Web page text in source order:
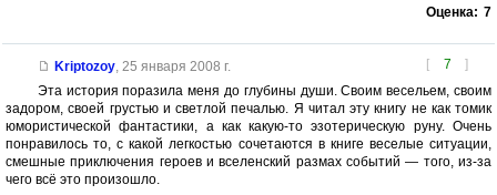
Оценка: 7
[ 7 ]
Kriptozoy, 25 января 2008 г.
Эта история поразила меня до глубины души. Своим весельем, своим
задором, своей грустью и светлой печалью. Я читал эту книгу не как томик
юмористической фантастики, а как какую-то эзотерическую руну. Очень
понравилось то, с какой легкостью сочетаются в книге веселые ситуации,
смешные приключения героев и вселенский размах событий — того, из-за
чего всё это произошло.